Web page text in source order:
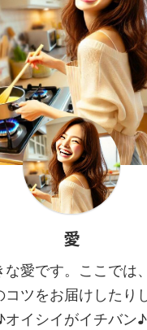
愛
な愛です。ここでは
コツをお届けしたり
オイシイがイチバン